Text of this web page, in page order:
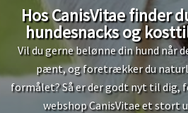
Hos CanisVitae finder
hundesnacks og
Vil du gerne belønne din hund når
pænt, og foretrækker du
formålet? Så er der godt nyt til dig,
webshop CanisVitae et stort